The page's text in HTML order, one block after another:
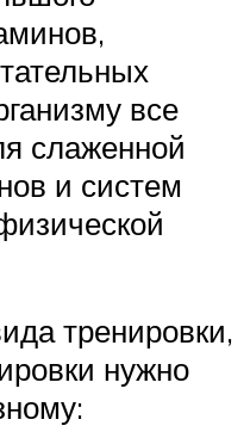
все
слаженной
и систем
тренировки,
нужно